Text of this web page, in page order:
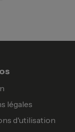
légales
d'utilisation